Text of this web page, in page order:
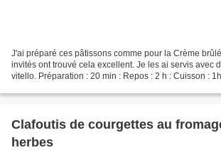
J'ai préparé ces pâtissons comme pour la Crème
invités ont trouvé cela excellent. Je les ai servis avec
vitello. Préparation : 20 min : Repos : 2 h : Cuisson :
Clafoutis de courgettes au
herbes